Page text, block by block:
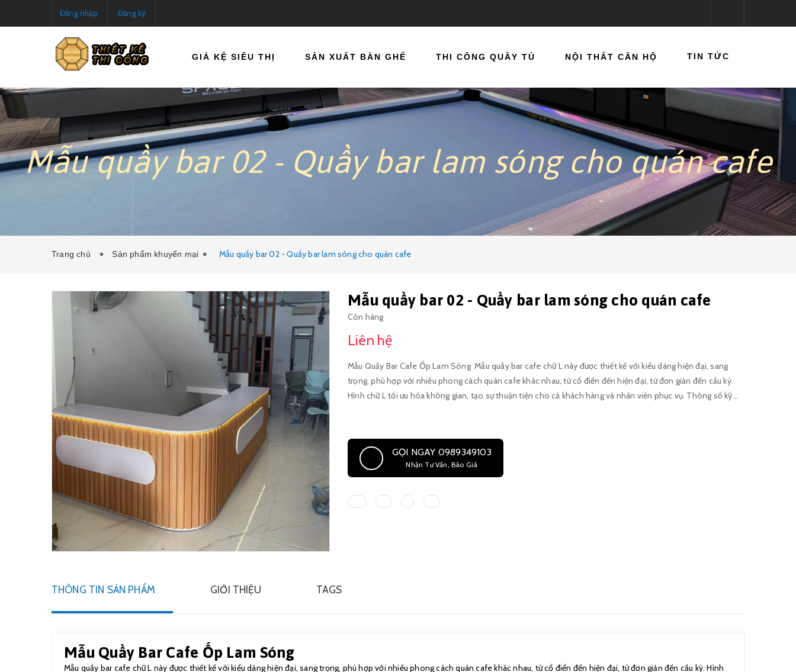
Đăng nhập Đăng ký
GIÁ KỆ SIÊU THỊ SẢN XUẤT BÀN GHẾ THI CÔNG QUẦY TỦ NỘI THẤT CĂN HỘ TIN TỨC
Mẫu quầy bar 02 - Quầy bar lam sóng cho quán cafe
Trang chủ Sản phẩm khuyến mại Mẫu quầy bar 02 - Quầy bar lam sóng cho quán cafe
Mẫu quầy bar 02 - Quầy bar lam sóng cho quán cafe
Còn hàng
Liên hệ
Mẫu Quầy Bar Cafe Ốp Lam Sóng Mẫu quầy bar cafe chữ L này được thiết kế với kiểu dáng hiện đại, sang
trọng, phù hợp với nhiều phong cách quán cafe khác nhau, từ cổ điển đến hiện đại, từ đơn giản đến cầu kỳ.
Hình chữ L tối ưu hóa không gian, tạo sự thuận tiện cho cả khách hàng và nhân viên phục vụ. Thông số kỹ
Quán cafe Quán nước ép, trà sữa Nhà hàng Bếp ăn gia đình Thông tin đặt hàng Hãy liên hệ với chúng tôi
ngay hôm nay để được tư vấn và đặt hàng. Chúng tôi cam kết mang đến cho bạn sản phẩm chất lượng cao
với giá cả hợp lý. Chúng tôi cũng nhận thiết kế và sản xuất quầy bar theo yêu cầu của khách hàng. Nội thất
Hotline/Zalo : 0989349103
GỌI NGAY 0989349103
Nhận Tư Vấn, Báo Giá
THÔNG TIN SẢN PHẨM GIỚI THIỆU TAGS
Mẫu Quầy Bar Cafe Ốp Lam Sóng
Mẫu quầy bar cafe chữ L này được thiết kế với kiểu dáng hiện đại, sang trọng, phù hợp với nhiều phong cách quán cafe khác nhau, từ cổ điển đến hiện đại, từ đơn giản đến cầu kỳ. Hình